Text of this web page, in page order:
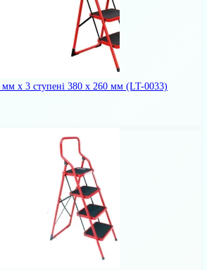
х 3 ступені 380 х 260 мм (LT-0033)